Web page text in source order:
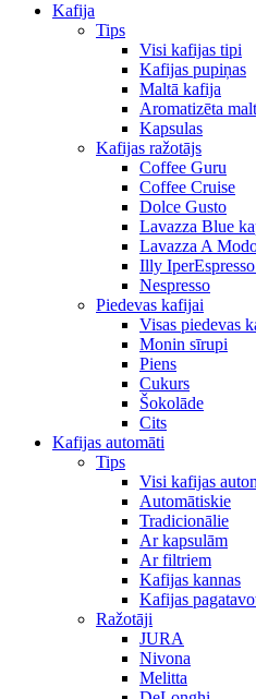
Kafija
Tips
Visi kafijas tipi
Kafijas pupiņas
Maltā kafija
Aromatizēta
Kapsulas
Kafijas ražotājs
Coffee Guru
Coffee Cruise
Dolce Gusto
Lavazza Blue
Lavazza A
Illy
Nespresso
Piedevas kafijai
Visas piedevas
Monin sīrupi
Piens
Cukurs
Šokolāde
Cits
Kafijas automāti
Tips
Visi kafijas
Automātiskie
Tradicionālie
Ar kapsulām
Ar filtriem
Kafijas kannas
Kafijas
Ražotāji
JURA
Nivona
Melitta